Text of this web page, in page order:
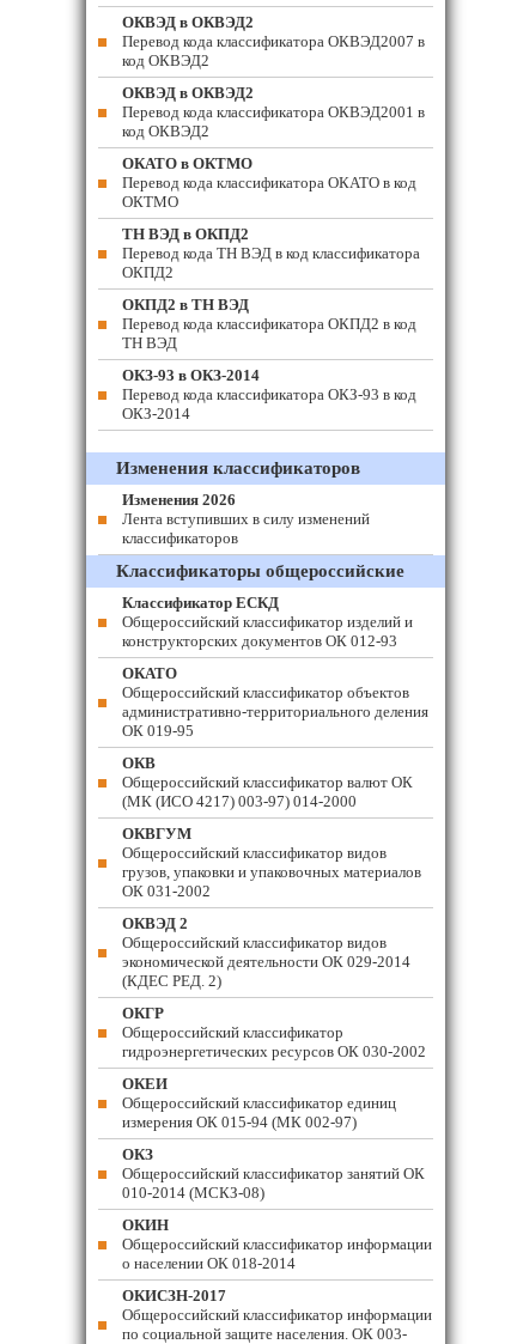
ОКВЭД в ОКВЭД2
Перевод кода классификатора ОКВЭД2007 в
код ОКВЭД2
ОКВЭД в ОКВЭД2
Перевод кода классификатора ОКВЭД2001 в
код ОКВЭД2
ОКАТО в ОКТМО
Перевод кода классификатора ОКАТО в код
ОКТМО
ТН ВЭД в ОКПД2
Перевод кода ТН ВЭД в код классификатора
ОКПД2
ОКПД2 в ТН ВЭД
Перевод кода классификатора ОКПД2 в код
ТН ВЭД
ОКЗ-93 в ОКЗ-2014
Перевод кода классификатора ОКЗ-93 в код
ОКЗ-2014
Изменения классификаторов
Изменения 2026
Лента вступивших в силу изменений
классификаторов
Классификаторы общероссийские
Классификатор ЕСКД
Общероссийский классификатор изделий и
конструкторских документов ОК 012-93
ОКАТО
Общероссийский классификатор объектов
административно-территориального деления
ОК 019-95
ОКВ
Общероссийский классификатор валют ОК
(МК (ИСО 4217) 003-97) 014-2000
ОКВГУМ
Общероссийский классификатор видов
грузов, упаковки и упаковочных материалов
ОК 031-2002
ОКВЭД 2
Общероссийский классификатор видов
экономической деятельности ОК 029-2014
(КДЕС РЕД. 2)
ОКГР
Общероссийский классификатор
гидроэнергетических ресурсов ОК 030-2002
ОКЕИ
Общероссийский классификатор единиц
измерения ОК 015-94 (МК 002-97)
ОКЗ
Общероссийский классификатор занятий ОК
010-2014 (МСКЗ-08)
ОКИН
Общероссийский классификатор информации
о населении ОК 018-2014
ОКИСЗН-2017
Общероссийский классификатор информации
по социальной защите населения. ОК 003-